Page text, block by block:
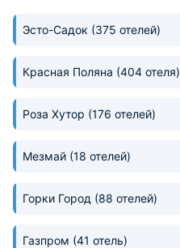
Эсто-Садок (375 отелей)
Красная Поляна (404 отеля)
Роза Хутор (176 отелей)
Мезмай (18 отелей)
Горки Город (88 отелей)
Газпром (41 отель)